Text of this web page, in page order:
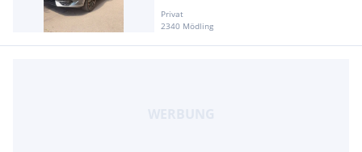
Privat
2340 Mödling